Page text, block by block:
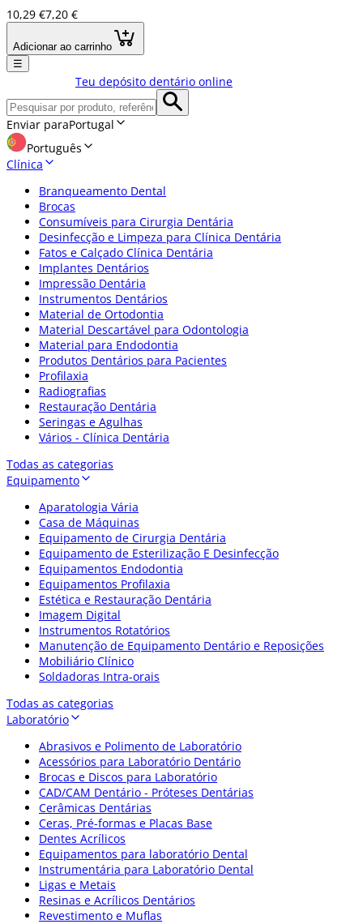
10,29 €7,20 €
Adicionar ao carrinho
☰
Teu depósito dentário online
Enviar paraPortugal
Português
Clínica
Branqueamento Dental
Brocas
Consumíveis para Cirurgia Dentária
Desinfecção e Limpeza para Clínica Dentária
Fatos e Calçado Clínica Dentária
Implantes Dentários
Impressão Dentária
Instrumentos Dentários
Material de Ortodontia
Material Descartável para Odontologia
Material para Endodontia
Produtos Dentários para Pacientes
Profilaxia
Radiografias
Restauração Dentária
Seringas e Agulhas
Vários - Clínica Dentária
Todas as categorias
Equipamento
Aparatologia Vária
Casa de Máquinas
Equipamento de Cirurgia Dentária
Equipamento de Esterilização E Desinfecção
Equipamentos Endodontia
Equipamentos Profilaxia
Estética e Restauração Dentária
Imagem Digital
Instrumentos Rotatórios
Manutenção de Equipamento Dentário e Reposições
Mobiliário Clínico
Soldadoras Intra-orais
Todas as categorias
Laboratório
Abrasivos e Polimento de Laboratório
Acessórios para Laboratório Dentário
Brocas e Discos para Laboratório
CAD/CAM Dentário - Próteses Dentárias
Cerâmicas Dentárias
Ceras, Pré-formas e Placas Base
Dentes Acrílicos
Equipamentos para laboratório Dental
Instrumentária para Laboratório Dental
Ligas e Metais
Resinas e Acrílicos Dentários
Revestimento e Muflas